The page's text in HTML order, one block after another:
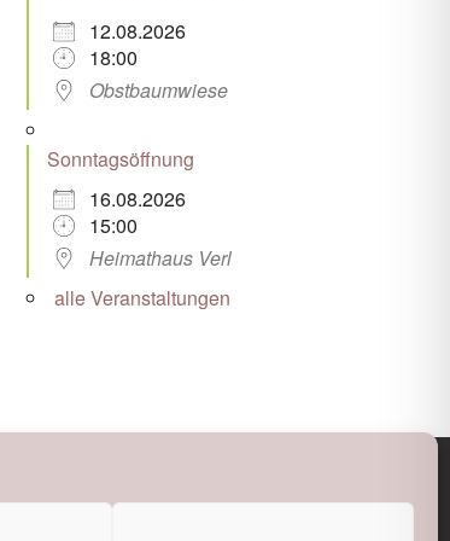
12.08.2026
18:00
Obstbaumwiese
Sonntagsöffnung
16.08.2026
15:00
Heimathaus Verl
alle Veranstaltungen